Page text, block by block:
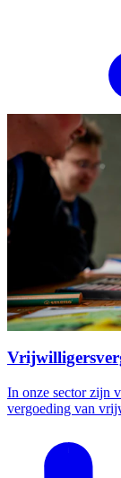
In onze sector zijn
vergoeding van